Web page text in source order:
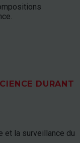
DURANT
et la surveillance du